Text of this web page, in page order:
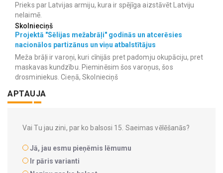
Prieks par Latvijas armiju, kura ir spējīga aizstāvēt Latviju
nelaimē.
Skolnieciņš
Projektā "Sēlijas mežabrāļi" godinās un atcerēsies
nacionālos partizānus un viņu atbalstītājus
Meža brāļi ir varoņi, kuri cīnijās pret padomju okupāciju, pret
maskavas kundzību. Pieminēsim šos varoņus, šos
drosminiekus. Cieņā, Skolnieciņš
APTAUJA
Vai Tu jau zini, par ko balsosi 15. Saeimas vēlēšanās?
Jā, jau esmu pieņēmis lēmumu
Ir pāris varianti